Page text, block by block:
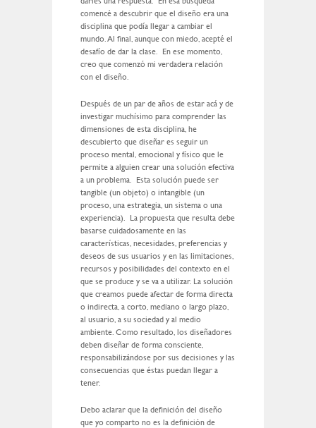
comencé a descubrir que el diseño era una
disciplina que podía llegar a cambiar el
mundo. Al final, aunque con miedo, acepté el
desafío de dar la clase. En ese momento,
creo que comenzó mi verdadera relación
con el diseño.
Después de un par de años de estar acá y de
investigar muchísimo para comprender las
dimensiones de esta disciplina, he
descubierto que diseñar es seguir un
proceso mental, emocional y físico que le
permite a alguien crear una solución efectiva
a un problema. Esta solución puede ser
tangible (un objeto) o intangible (un
proceso, una estrategia, un sistema o una
experiencia). La propuesta que resulta debe
basarse cuidadosamente en las
características, necesidades, preferencias y
deseos de sus usuarios y en las limitaciones,
recursos y posibilidades del contexto en el
que se produce y se va a utilizar. La solución
que creamos puede afectar de forma directa
o indirecta, a corto, mediano o largo plazo,
al usuario, a su sociedad y al medio
ambiente. Como resultado, los diseñadores
deben diseñar de forma consciente,
responsabilizándose por sus decisiones y las
consecuencias que éstas puedan llegar a
tener.
Debo aclarar que la definición del diseño
que yo comparto no es la definición de